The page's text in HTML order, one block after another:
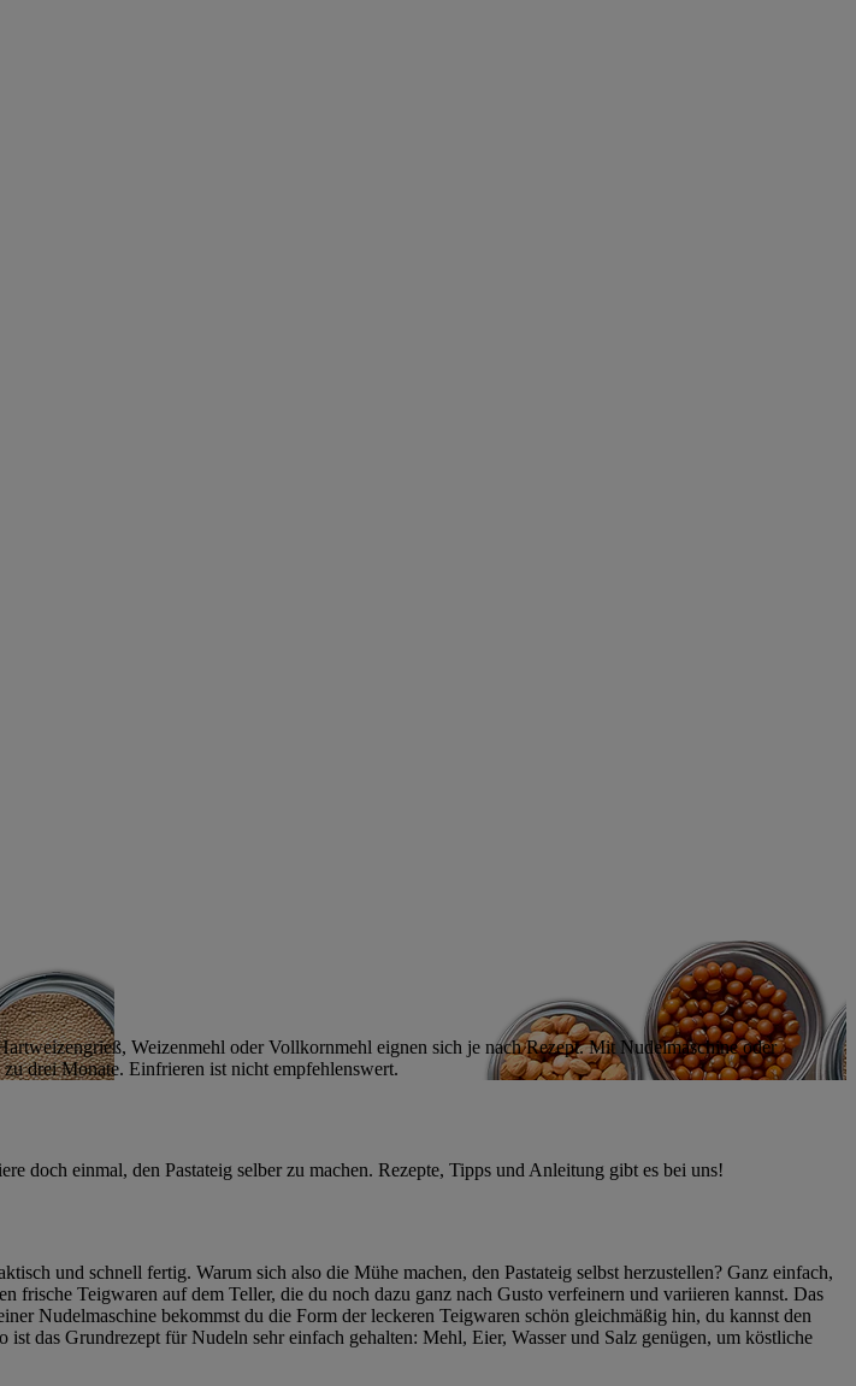
Weizenmehl oder Vollkornmehl eignen sich je nach Rezept. Mit Nudelmaschine oder
drei Monate. Einfrieren ist nicht empfehlenswert.
doch einmal, den Pastateig selber zu machen. Rezepte, Tipps und Anleitung gibt es bei uns!
und schnell fertig. Warum sich also die Mühe machen, den Pastateig selbst herzustellen? Ganz einfach,
frische Teigwaren auf dem Teller, die du noch dazu ganz nach Gusto verfeinern und variieren kannst. Das
Nudelmaschine bekommst du die Form der leckeren Teigwaren schön gleichmäßig hin, du kannst den
das Grundrezept für Nudeln sehr einfach gehalten: Mehl, Eier, Wasser und Salz genügen, um köstliche